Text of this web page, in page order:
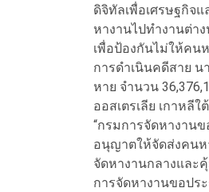
ดิจิทัลเพื่อเศรษฐกิจ
หางานไปทำงานต่าง
เพื่อป้องกันไม่ให้คน
การดำเนินคดีสาย น
หาย จำนวน
ออสเตรเลีย เกาหลี
“กรมการจัดหางาน
อนุญาตให้จัดส่งคนห
จัดหางานกลางและ
การจัดหางานขอปร